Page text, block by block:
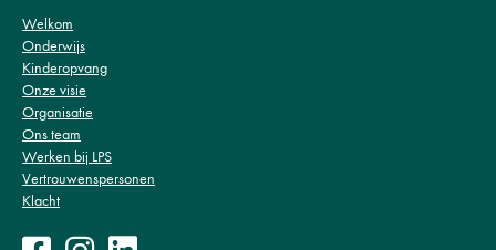
Welkom
Onderwijs
Kinderopvang
Onze visie
Organisatie
Ons team
Werken bij LPS
Vertrouwenspersonen
Klacht